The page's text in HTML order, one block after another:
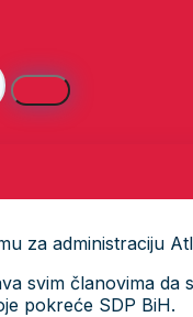
za administraciju
svim članovima
pokreće SDP BiH.